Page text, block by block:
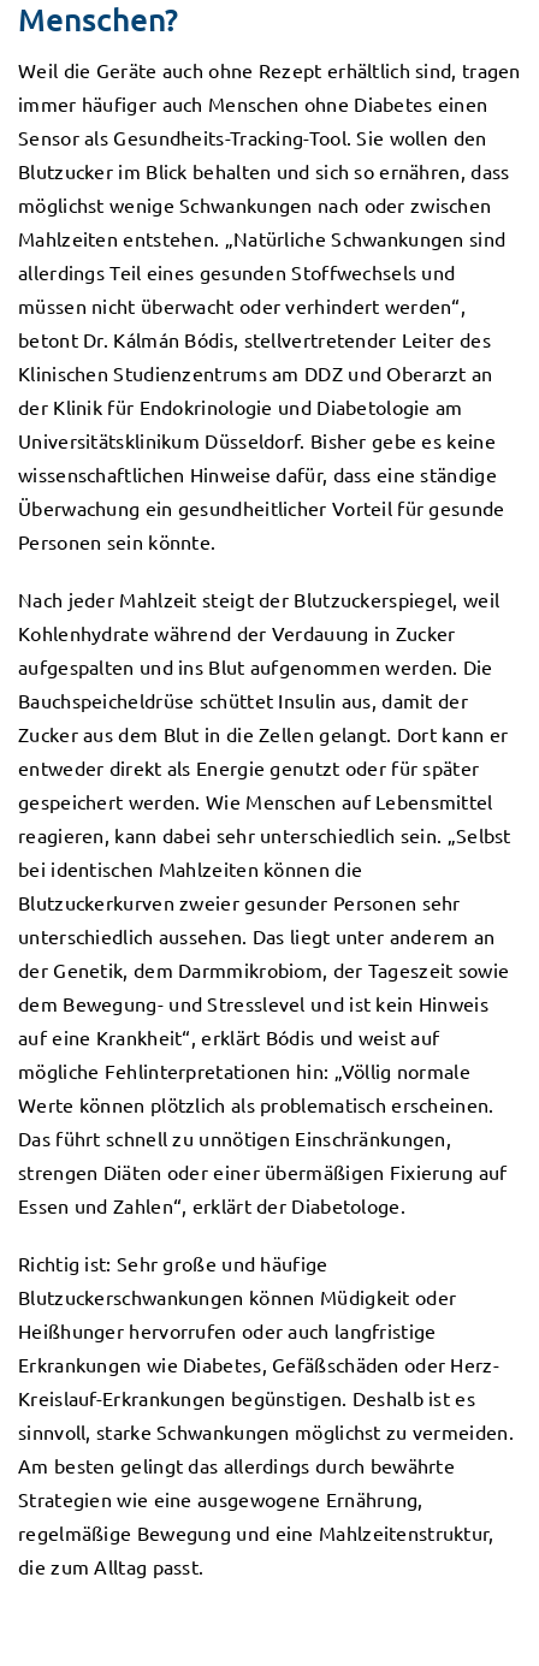
Menschen?
Weil die Geräte auch ohne Rezept erhältlich sind, tragen
immer häufiger auch Menschen ohne Diabetes einen
Sensor als Gesundheits-Tracking-Tool. Sie wollen den
Blutzucker im Blick behalten und sich so ernähren, dass
möglichst wenige Schwankungen nach oder zwischen
Mahlzeiten entstehen. „Natürliche Schwankungen sind
allerdings Teil eines gesunden Stoffwechsels und
müssen nicht überwacht oder verhindert werden“,
betont Dr. Kálmán Bódis, stellvertretender Leiter des
Klinischen Studienzentrums am DDZ und Oberarzt an
der Klinik für Endokrinologie und Diabetologie am
Universitätsklinikum Düsseldorf. Bisher gebe es keine
wissenschaftlichen Hinweise dafür, dass eine ständige
Überwachung ein gesundheitlicher Vorteil für gesunde
Personen sein könnte.
Nach jeder Mahlzeit steigt der Blutzuckerspiegel, weil
Kohlenhydrate während der Verdauung in Zucker
aufgespalten und ins Blut aufgenommen werden. Die
Bauchspeicheldrüse schüttet Insulin aus, damit der
Zucker aus dem Blut in die Zellen gelangt. Dort kann er
entweder direkt als Energie genutzt oder für später
gespeichert werden. Wie Menschen auf Lebensmittel
reagieren, kann dabei sehr unterschiedlich sein. „Selbst
bei identischen Mahlzeiten können die
Blutzuckerkurven zweier gesunder Personen sehr
unterschiedlich aussehen. Das liegt unter anderem an
der Genetik, dem Darmmikrobiom, der Tageszeit sowie
dem Bewegung- und Stresslevel und ist kein Hinweis
auf eine Krankheit“, erklärt Bódis und weist auf
mögliche Fehlinterpretationen hin: „Völlig normale
Werte können plötzlich als problematisch erscheinen.
Das führt schnell zu unnötigen Einschränkungen,
strengen Diäten oder einer übermäßigen Fixierung auf
Essen und Zahlen“, erklärt der Diabetologe.
Richtig ist: Sehr große und häufige
Blutzuckerschwankungen können Müdigkeit oder
Heißhunger hervorrufen oder auch langfristige
Erkrankungen wie Diabetes, Gefäßschäden oder Herz-
Kreislauf-Erkrankungen begünstigen. Deshalb ist es
sinnvoll, starke Schwankungen möglichst zu vermeiden.
Am besten gelingt das allerdings durch bewährte
Strategien wie eine ausgewogene Ernährung,
regelmäßige Bewegung und eine Mahlzeitenstruktur,
die zum Alltag passt.